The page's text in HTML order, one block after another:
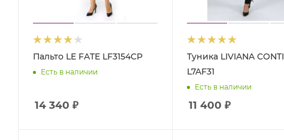
Пальто LE FATE LF3154CP
Есть в наличии
14 340 ₽
Туника LIVIANA CONTI
L7AF31
Есть в наличии
11 400 ₽